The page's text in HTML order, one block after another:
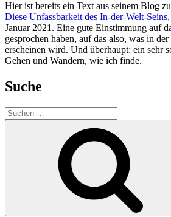
Hier ist bereits ein Text aus seinem Blog
Diese Unfassbarkeit des In-der-Welt-Seins
Januar 2021. Eine gute Einstimmung auf
gesprochen haben, auf das also, was in
erscheinen wird. Und überhaupt: ein sehr
Gehen und Wandern, wie ich finde.
Suche
Suchen
nach: